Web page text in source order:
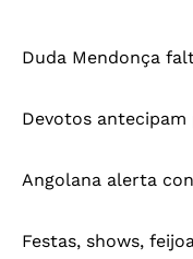
Duda Mendonça
Devotos antecipam
Angolana alerta
Festas, shows,